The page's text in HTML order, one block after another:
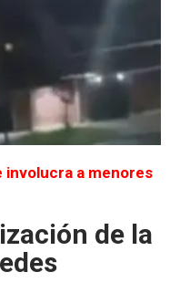
involucra a menores
de la